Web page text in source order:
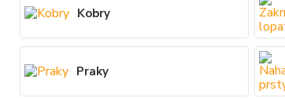
Kobry
Praky